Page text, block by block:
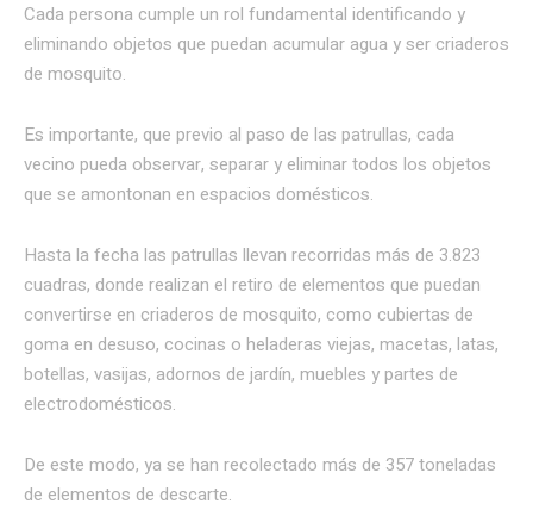
Cada persona cumple un rol fundamental identificando y
eliminando objetos que puedan acumular agua y ser criaderos
de mosquito.
Es importante, que previo al paso de las patrullas, cada
vecino pueda observar, separar y eliminar todos los objetos
que se amontonan en espacios domésticos.
Hasta la fecha las patrullas llevan recorridas más de 3.823
cuadras, donde realizan el retiro de elementos que puedan
convertirse en criaderos de mosquito, como cubiertas de
goma en desuso, cocinas o heladeras viejas, macetas, latas,
botellas, vasijas, adornos de jardín, muebles y partes de
electrodomésticos.
De este modo, ya se han recolectado más de 357 toneladas
de elementos de descarte.